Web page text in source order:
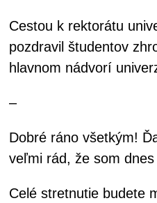
Cestou k rektorátu
pozdravil študentov
hlavnom nádvorí
–
Dobré ráno všetkým!
veľmi rád, že som
Celé stretnutie budete